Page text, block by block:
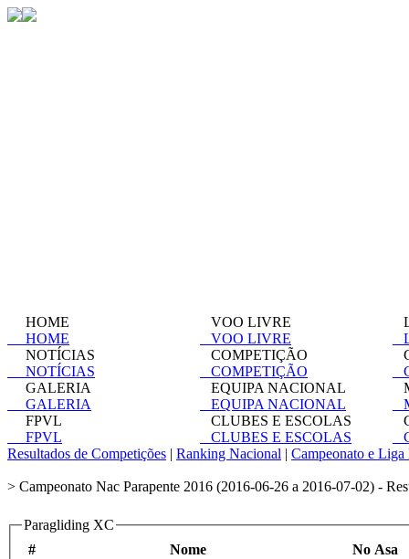
HOME
HOME
NOTÍCIAS
NOTÍCIAS
GALERIA
GALERIA
FPVL
FPVL
VOO LIVRE
VOO LIVRE
COMPETIÇÃO
COMPETIÇÃO
EQUIPA NACIONAL
EQUIPA NACIONAL
CLUBES E ESCOLAS
CLUBES E ESCOLAS
Resultados de Competições | Ranking Nacional | Campeonato e
> Campeonato Nac Parapente 2016 (2016-06-26 a 2016-07-02) -
Paragliding XC
#
Nome
No Asa